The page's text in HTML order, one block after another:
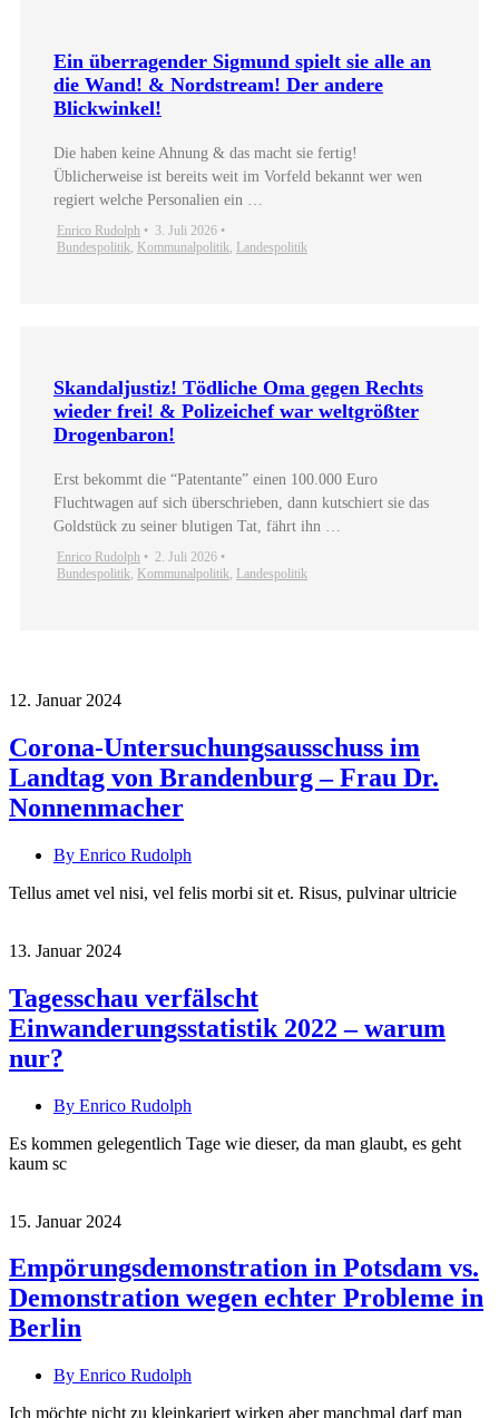
Ein überragender Sigmund spielt sie alle an
die Wand! & Nordstream! Der andere
Blickwinkel!
Die haben keine Ahnung & das macht sie fertig!
Üblicherweise ist bereits weit im Vorfeld bekannt wer wen
regiert welche Personalien ein …
Enrico Rudolph • 3. Juli 2026 •
Bundespolitik, Kommunalpolitik, Landespolitik
Skandaljustiz! Tödliche Oma gegen Rechts
wieder frei! & Polizeichef war weltgrößter
Drogenbaron!
Erst bekommt die “Patentante” einen 100.000 Euro
Fluchtwagen auf sich überschrieben, dann kutschiert sie das
Goldstück zu seiner blutigen Tat, fährt ihn …
Enrico Rudolph • 2. Juli 2026 •
Bundespolitik, Kommunalpolitik, Landespolitik
12. Januar 2024
Corona-Untersuchungsausschuss im
Landtag von Brandenburg – Frau Dr.
Nonnenmacher
By Enrico Rudolph
Tellus amet vel nisi, vel felis morbi sit et. Risus, pulvinar ultricie
13. Januar 2024
Tagesschau verfälscht
Einwanderungsstatistik 2022 – warum
nur?
By Enrico Rudolph
Es kommen gelegentlich Tage wie dieser, da man glaubt, es geht
kaum sc
15. Januar 2024
Empörungsdemonstration in Potsdam vs.
Demonstration wegen echter Probleme in
Berlin
By Enrico Rudolph
Ich möchte nicht zu kleinkariert wirken aber manchmal darf man